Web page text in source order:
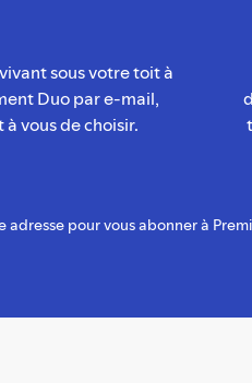
sous votre toit à
Duo par e-mail,
vous de choisir.
pour vous abonner à